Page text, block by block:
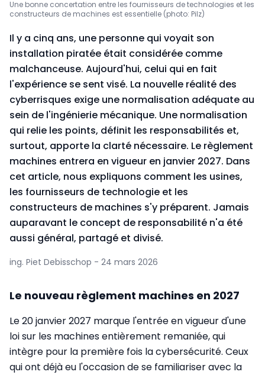
Une bonne concertation entre les fournisseurs de technologies et les
constructeurs de machines est essentielle (photo: Pilz)
Il y a cinq ans, une personne qui voyait son
installation piratée était considérée comme
malchanceuse. Aujourd'hui, celui qui en fait
l'expérience se sent visé. La nouvelle réalité des
cyberrisques exige une normalisation adéquate au
sein de l'ingénierie mécanique. Une normalisation
qui relie les points, définit les responsabilités et,
surtout, apporte la clarté nécessaire. Le règlement
machines entrera en vigueur en janvier 2027. Dans
cet article, nous expliquons comment les usines,
les fournisseurs de technologie et les
constructeurs de machines s'y préparent. Jamais
auparavant le concept de responsabilité n'a été
aussi général, partagé et divisé.
ing. Piet Debisschop - 24 mars 2026
Le nouveau règlement machines en 2027
Le 20 janvier 2027 marque l'entrée en vigueur d'une
loi sur les machines entièrement remaniée, qui
intègre pour la première fois la cybersécurité. Ceux
qui ont déjà eu l'occasion de se familiariser avec la